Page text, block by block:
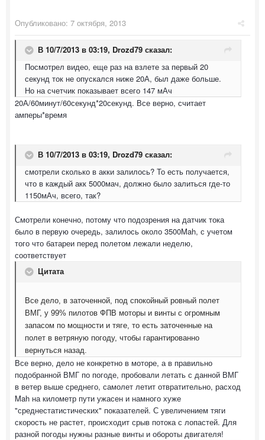
Опубликовано: 7 октября, 2013
В 10/7/2013 в 03:19, Drozd79 сказал:
Посмотрел видео, еще раз на взлете за первый 20
секунд ток не опускался ниже 20А, был даже больше.
Но на счетчик показывает всего 147 мАч
20А/60минут/60секунд*20секунд. Все верно, считает
амперы*время
В 10/7/2013 в 03:19, Drozd79 сказал:
смотрели сколько в акки залилось? То есть получается,
что в каждый акк 5000мач, должно было залиться где-то
1150мАч, всего, так?
Смотрели конечно, потому что подозрения на датчик тока
было в первую очередь, залилось около 3500Mah, с учетом
того что батареи перед полетом лежали неделю,
соответствует
Цитата
Все дело, в заточенной, под спокойный ровный полет
ВМГ, у 99% пилотов ФПВ моторы и винты с огромным
запасом по мощности и тяге, то есть заточенные на
полет в ветряную погоду, чтобы гарантированно
вернуться назад.
Все верно, дело не конкретно в моторе, а в правильно
подобранной ВМГ по погоде, пробовали летать с данной ВМГ
в ветер выше среднего, самолет летит отвратительно, расход
Mah на километр пути ужасен и намного хуже
"среднестатистических" показателей. С увеличением тяги
скорость не растет, происходит срыв потока с лопастей. Для
разной погоды нужны разные винты и обороты двигателя!